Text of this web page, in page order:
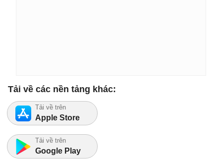
Tải về các nền tảng khác:
Tải về trên
Apple Store
Tải về trên
Google Play